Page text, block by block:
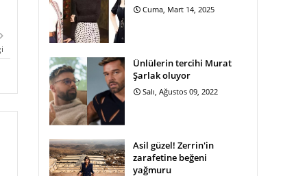
Cuma, Mart 14, 2025
Ünlülerin tercihi Murat
Şarlak oluyor
Salı, Ağustos 09, 2022
Asil güzel! Zerrin'in
zarafetine beğeni
yağmuru